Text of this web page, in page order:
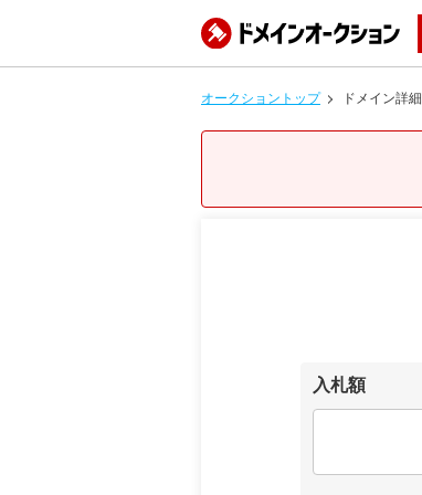
オークショントップ ドメイン詳細
入札額